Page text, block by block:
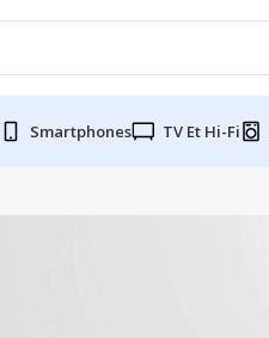
Smartphones TV Et Hi-Fi